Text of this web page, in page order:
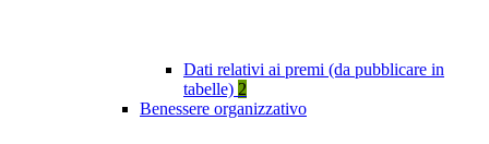
Dati relativi ai premi (da pubblicare in
tabelle) 2
Benessere organizzativo